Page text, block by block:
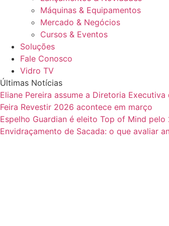
Máquinas & Equipamentos
Mercado & Negócios
Cursos & Eventos
Soluções
Fale Conosco
Vidro TV
Últimas Notícias
Eliane Pereira assume a Diretoria Executiva
Feira Revestir 2026 acontece em março
Espelho Guardian é eleito Top of Mind pelo
Envidraçamento de Sacada: o que avaliar